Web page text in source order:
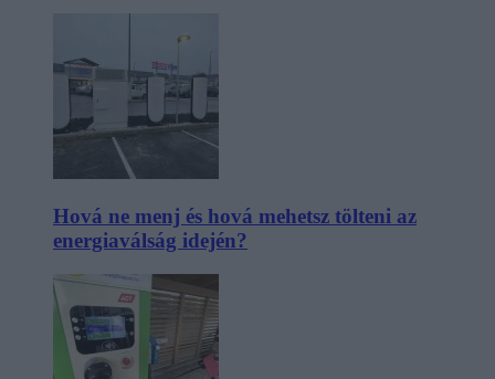
Hová ne menj és hová mehetsz tölteni az
energiaválság idején?